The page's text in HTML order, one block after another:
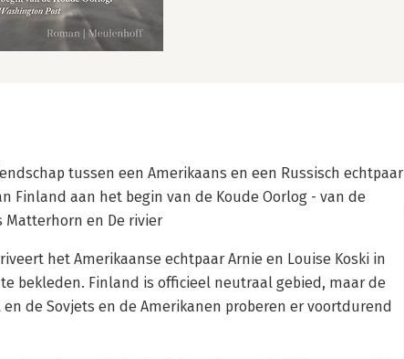
tussen een Amerikaans en een Russisch echtpaar
Finland aan het begin van de Koude Oorlog - van de
en De rivier
het Amerikaanse echtpaar Arnie en Louise Koski in
bekleden. Finland is officieel neutraal gebied, maar de
de Sovjets en de Amerikanen proberen er voortdurend